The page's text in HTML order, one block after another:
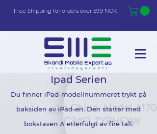
Free Shipping for orders over 599 NOK
Ipad Serien
Du finner iPad-modellnummeret trykt på
baksiden av iPad-en. Den starter med
bokstaven A etterfulgt av fire tall.